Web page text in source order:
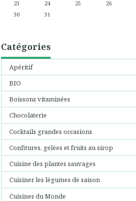
23
24 25 26
30
31
Catégories
Apéritif
BIO
Boissons vitaminées
Chocolaterie
Cocktails grandes occasions
Confitures, gelées et fruits au sirop
Cuisine des plantes sauvages
Cuisiner les légumes de saison
Cuisines du Monde